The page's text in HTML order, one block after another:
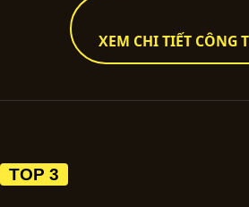
XEM CHI TIẾT CÔNG
TOP 3